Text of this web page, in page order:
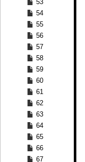
53
54
55
56
57
58
59
60
61
62
63
64
65
66
67